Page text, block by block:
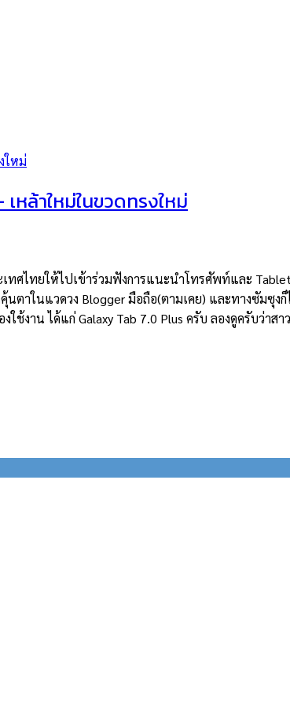
หล้าใหม่ในขวดทรงใหม่
ศไทยให้ไปเข้าร่วมฟังการแนะนำโทรศัพท์และ
ตาในแวดวง Blogger มือถือ(ตามเคย) และทางซัมซุ
งาน ได้แก่ Galaxy Tab 7.0 Plus ครับ ลองดูครับว่าส